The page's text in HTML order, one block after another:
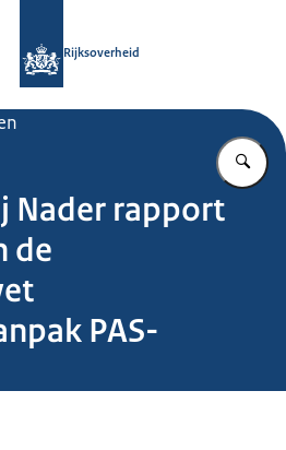
Rijksoverheid
Nader rapport
de
PAS-